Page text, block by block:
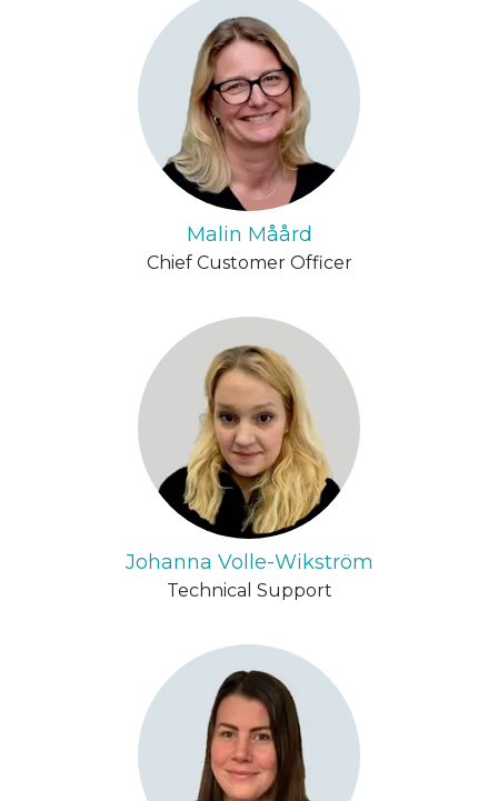
Malin Måård
Chief Customer Officer
Johanna Volle-Wikström
Technical Support